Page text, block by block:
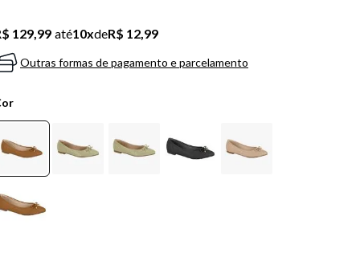
129,99 até10xdeR$ 12,99
Outras formas de pagamento e parcelamento